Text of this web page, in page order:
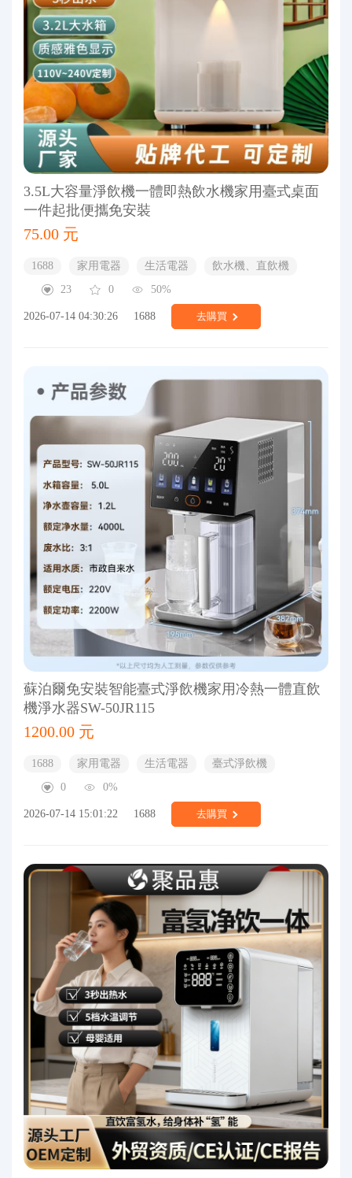
3.5L大容量淨飲機一體即熱飲水機家用臺式桌面
一件起批便攜免安裝
75.00 元
1688 家用電器 生活電器
飲水機、直飲機
23
0 50%
2026-07-14 04:30:26 1688 去購買
蘇泊爾免安裝智能臺式淨飲機家用冷熱一體直飲
機淨水器SW-50JR115
1200.00 元
1688 家用電器 生活電器
臺式淨飲機
0
0%
2026-07-14 15:01:22 1688 去購買